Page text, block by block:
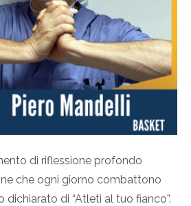
di riflessione profondo
che ogni giorno combattono
dichiarato di “Atleti al tuo fianco”.